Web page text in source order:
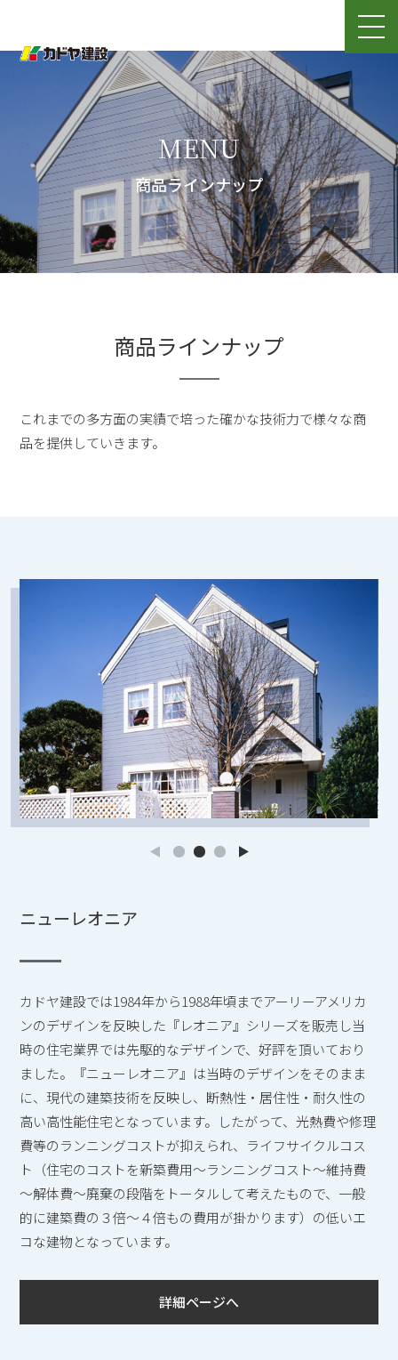
MENU
商品ラインナップ
商品ラインナップ
これまでの多方面の実績で培った確かな技術力で様々な商
品を提供していきます。
ニューレオニア
カドヤ建設では1984年から1988年頃までアーリーアメリカ
ンのデザインを反映した『レオニア』シリーズを販売し当
時の住宅業界では先駆的なデザインで、好評を頂いており
ました。『ニューレオニア』は当時のデザインをそのまま
に、現代の建築技術を反映し、断熱性・居住性・耐久性の
高い高性能住宅となっています。したがって、光熱費や修理
費等のランニングコストが抑えられ、ライフサイクルコス
ト（住宅のコストを新築費用～ランニングコスト～維持費
～解体費～廃棄の段階をトータルして考えたもので、一般
的に建築費の３倍～４倍もの費用が掛かります）の低いエ
コな建物となっています。
詳細ページへ